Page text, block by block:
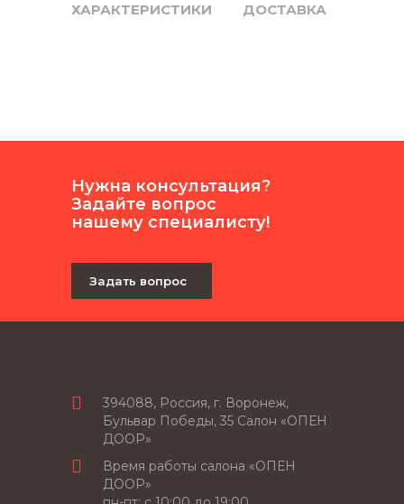
ХАРАКТЕРИСТИКИ ДОСТАВКА
Нужна консультация?
Задайте вопрос
нашему специалисту!
Задать вопрос
394088, Россия, г. Воронеж,
Бульвар Победы, 35 Салон «ОПЕН
ДООР»
Время работы салона «ОПЕН
ДООР»